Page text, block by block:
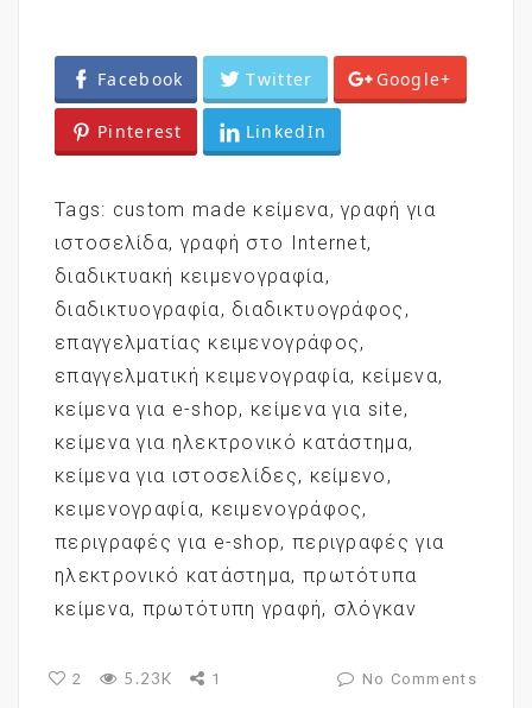
Facebook Twitter Google+
Pinterest LinkedIn
Tags: custom made κείμενα,γραφή για
ιστοσελίδα, γραφή στο Internet,
διαδικτυακή κειμενογραφία,
διαδικτυογραφία, διαδικτυογράφος ,
επαγγελματίας κειμενογράφος,
επαγγελματική κειμενογραφία, κείμενα,
κείμενα για e-shop, κείμενα για site,
κείμενα για ηλεκτρονικό κατάστημα,
κείμενα για ιστοσελίδες, κείμενο ,
κειμενογραφία, κειμενογράφος,
περιγραφές για e-shop, περιγραφές για
ηλεκτρονικό κατάστημα, πρωτότυπα
κείμενα, πρωτότυπη γραφή, σλόγκαν
2 5.23K 1 No Comments